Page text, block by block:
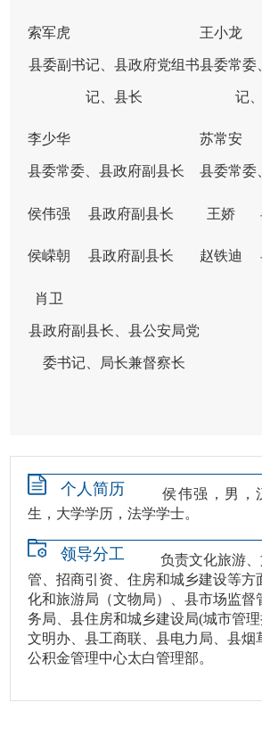
索军虎
县委副书记、县政府党组书
记、县长
​王小龙
县委常委
记
李少华
县委常委、县政府副县长
苏常安
县委常委
侯伟强 县政府副县长 王娇
侯嵘朝 县政府副县长 赵铁迪
肖卫
县政府副县长、县公安局党
委书记、局长兼督察长
个人简历
侯伟强，男，
生，大学学历，法学学士。
领导分工
负责文化旅游
管、招商引资、住房和城乡建设等方
化和旅游局（文物局）、县市场监督
务局、县住房和城乡建设局(城市管
文明办、县工商联、县电力局、县烟
公积金管理中心太白管理部。